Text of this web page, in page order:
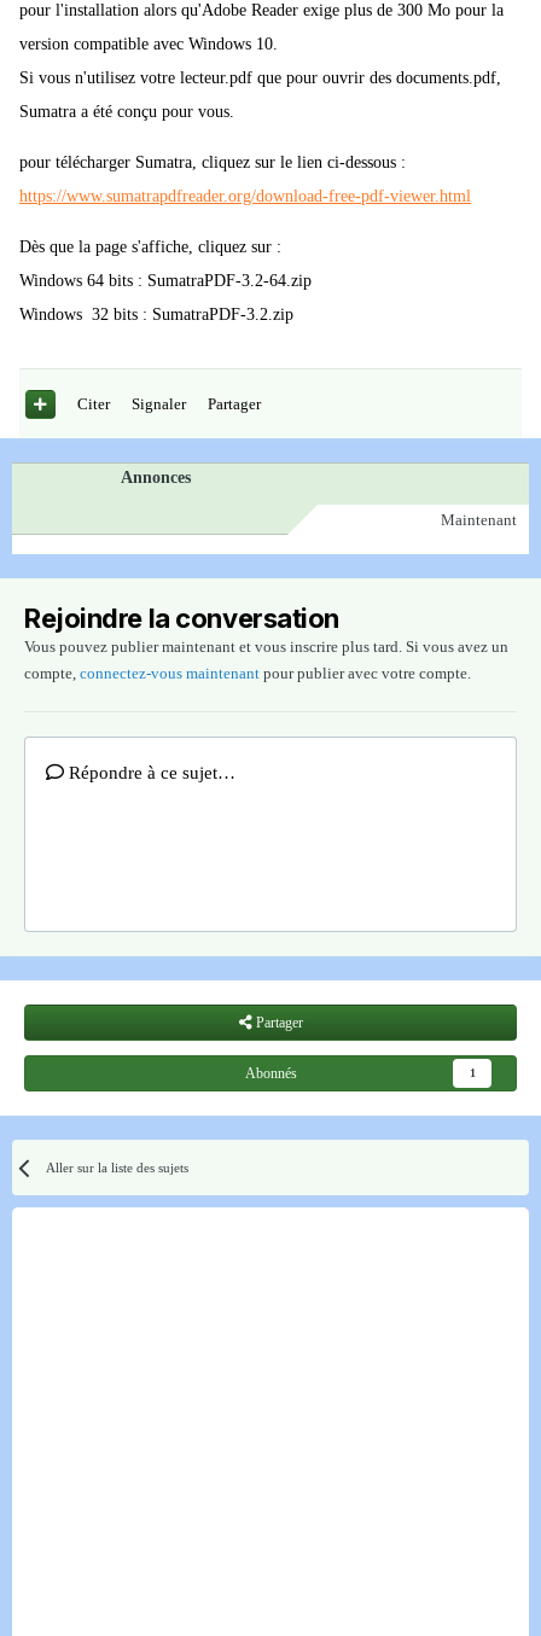
pour l'installation alors qu'Adobe Reader exige plus de 300 Mo pour la
version compatible avec Windows 10.
Si vous n'utilisez votre lecteur.pdf que pour ouvrir des documents.pdf,
Sumatra a été conçu pour vous.
pour télécharger Sumatra, cliquez sur le lien ci-dessous :
https://www.sumatrapdfreader.org/download-free-pdf-viewer.html
Dès que la page s'affiche, cliquez sur :
Windows 64 bits : SumatraPDF-3.2-64.zip
Windows 32 bits : SumatraPDF-3.2.zip
Citer Signaler Partager
Annonces
Maintenant
Rejoindre la conversation
Vous pouvez publier maintenant et vous inscrire plus tard. Si vous avez un
compte, connectez-vous maintenant pour publier avec votre compte.
Répondre à ce sujet…
Partager
Abonnés 1
Aller sur la liste des sujets